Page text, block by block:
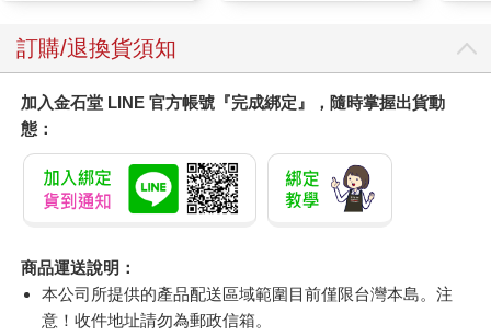
訂購/退換貨須知
加入金石堂 LINE 官方帳號『完成綁定』，隨時掌握出貨動
態：
商品運送說明：
本公司所提供的產品配送區域範圍目前僅限台灣本島。注
意！收件地址請勿為郵政信箱。